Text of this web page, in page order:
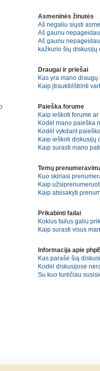
Asmeninės žinutės
Aš negaliu siųsti
Aš gaunu
Aš gaunu
kažkurio šių diskusijų
Draugai ir priešai
Kas yra mano
Kaip įtraukti/ištrinti
Paieška forume
Kaip ieškoti forume
Kodėl mano paieška
Kodėl vykdant
Kaip ieškoti diskusijų
Kaip surasti mano
Temų
Kuo skiriasi
Kaip
Kaip atsisakyti
Prikabinti failai
Kokius failus galiu
Kaip surasti visus
Informacija apie
Kas parašė šią
Kodėl diskusijose
Su kuo turėčiau